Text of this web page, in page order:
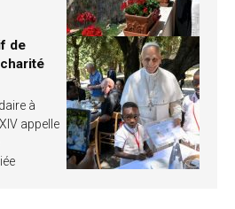
de
à
appelle